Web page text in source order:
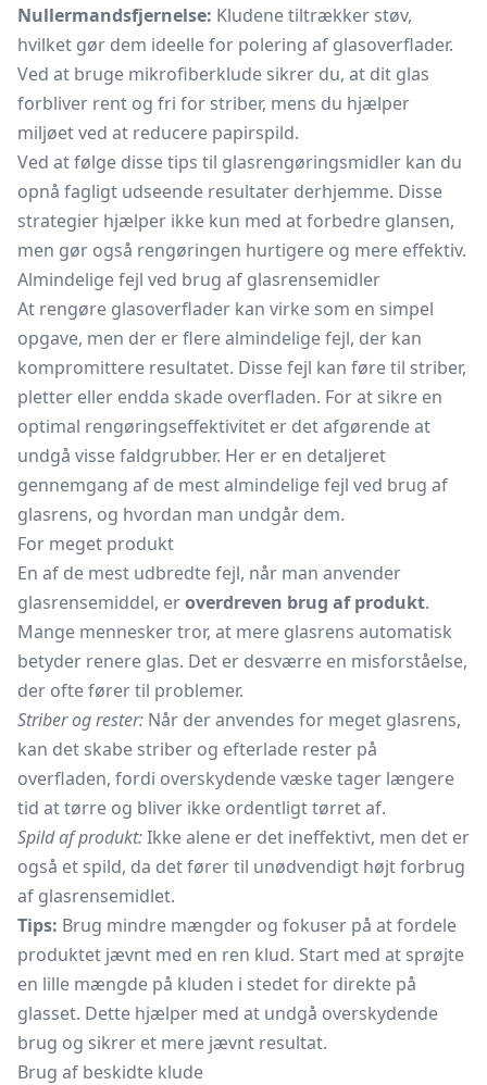
Nullermandsfjernelse: Kludene tiltrækker støv,
hvilket gør dem ideelle for polering af glasoverflader.
Ved at bruge mikrofiberklude sikrer du, at dit glas
forbliver rent og fri for striber, mens du hjælper
miljøet ved at reducere papirspild.
Ved at følge disse tips til glasrengøringsmidler kan du
opnå fagligt udseende resultater derhjemme. Disse
strategier hjælper ikke kun med at forbedre glansen,
men gør også rengøringen hurtigere og mere effektiv.
Almindelige fejl ved brug af glasrensemidler
At rengøre glasoverflader kan virke som en simpel
opgave, men der er flere almindelige fejl, der kan
kompromittere resultatet. Disse fejl kan føre til striber,
pletter eller endda skade overfladen. For at sikre en
optimal rengøringseffektivitet er det afgørende at
undgå visse faldgrubber. Her er en detaljeret
gennemgang af de mest almindelige fejl ved brug af
glasrens, og hvordan man undgår dem.
For meget produkt
En af de mest udbredte fejl, når man anvender
glasrensemiddel, eroverdreven brug af produkt.
Mange mennesker tror, at mere glasrens automatisk
betyder renere glas. Det er desværre en misforståelse,
der ofte fører til problemer.
Striber og rester: Når der anvendes for meget glasrens,
kan det skabe striber og efterlade rester på
overfladen, fordi overskydende væske tager længere
tid at tørre og bliver ikke ordentligt tørret af.
Spild af produkt:Ikke alene er det ineffektivt, men det er
også et spild, da det fører til unødvendigt højt forbrug
af glasrensemidlet.
Tips: Brug mindre mængder og fokuser på at fordele
produktet jævnt med en ren klud. Start med at sprøjte
en lille mængde på kluden i stedet for direkte på
glasset. Dette hjælper med at undgå overskydende
brug og sikrer et mere jævnt resultat.
Brug af beskidte klude